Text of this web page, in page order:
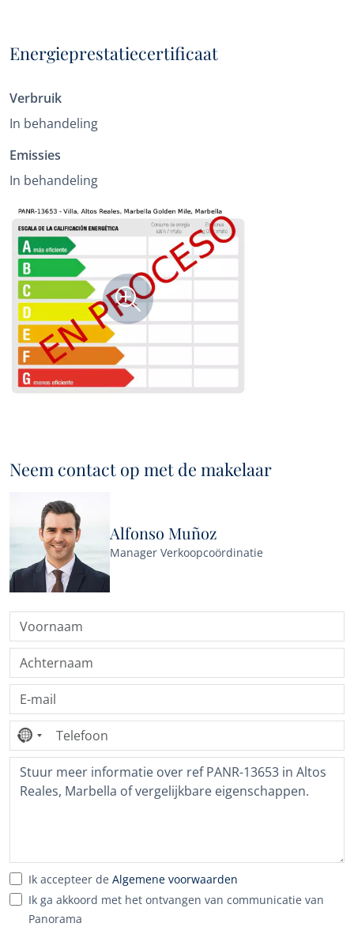
Energieprestatiecertificaat
Verbruik
In behandeling
Emissies
In behandeling
Neem contact op met de makelaar
Alfonso Muñoz
Manager Verkoopcoördinatie
Geen
land
geselecteerd
Ik accepteer de Algemene voorwaarden
Ik ga akkoord met het ontvangen van communicatie van
Panorama